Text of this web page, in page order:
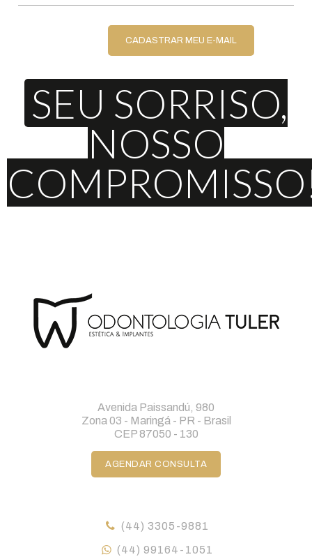
SEU SORRISO,
NOSSO
Avenida Paissandú, 980
Zona 03 - Maringá - PR - Brasil
CEP 87050 - 130
AGENDAR CONSULTA
(44) 3305-9881
(44) 99164-1051